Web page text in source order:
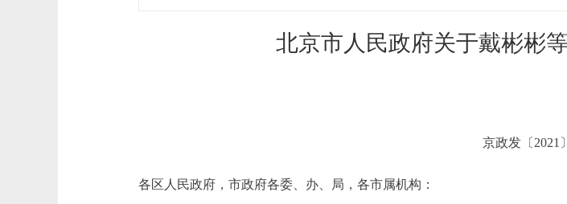
北京市人民政府关于戴彬彬
京政发〔2021
各区人民政府，市政府各委、办、局，各市属机构：